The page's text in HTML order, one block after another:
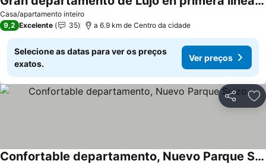
Casa/apartamento inteiro
9,2 Excelente 35 a 6.9 km de Centro da cidade
Selecione as datas para ver os preços
exatos.
Ver preços
Partilhar
Confortable departamento, Nuevo Parque Suizo